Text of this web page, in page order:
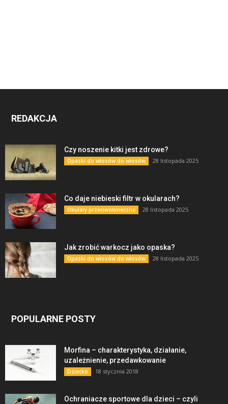
REDAKCJA
Czy noszenie kitki jest zdrowe?
Opaski do włosów do włosów 28 listopada 2025
Co daje niebieski filtr w okularach?
Okulary przeciwsłoneczne 28 listopada 2025
Jak zrobić warkocz jako opaska?
Opaski do włosów do włosów 28 listopada 2025
POPULARNE POSTY
Morfina – charakterystyka, działanie,
uzależnienie, przedawkowanie
Dziecko 18 stycznia 2018
Ochraniacze sportowe dla dzieci – czyli